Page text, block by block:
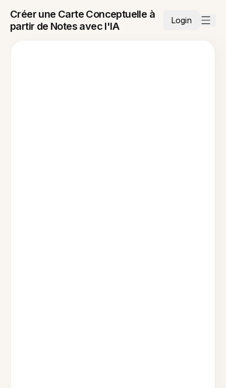
Créer une Carte Conceptuelle à
partir de Notes avec l'IA
Login